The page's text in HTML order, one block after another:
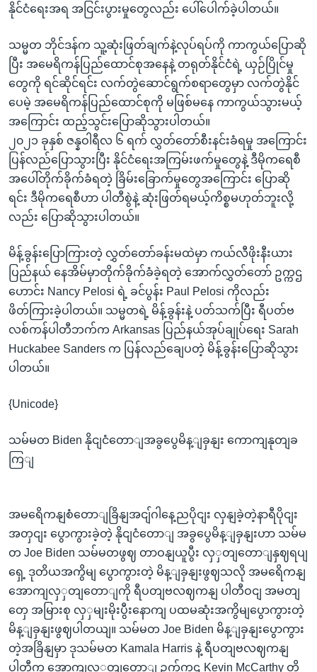
နိုင်ငံရေးအရ အငြင်းပွားမှုတွေလည်း ပေါ်ပေါက်ခဲ့ပါတယ်။
သမ္မတ ဘိုင်ဒန်က သူ့ဆုံးဖြတ်ချက်နဲ့လုပ်ရပ်ကို ကာကွယ်ပြောဆို
ပြီး အမေရိကန်ပြည်ထောင်စုအနေနဲ့ တရုတ်နိုင်ငံရဲ့ ယှဉ်ပြိုင်မှု
တွေကို ရင်ဆိုင်ရင်း လက်တွဲဆောင်ရွက်စရာတွေမှာ လက်တွဲနိုင်
ပေမဲ့ အမေရိကန်ပြည်ထောင်စုကို မဖြစ်မနေ ကာကွယ်သွားမယ့်
အကြောင်း ထည့်သွင်းပြောဆိုသွားပါတယ်။
၂၀၂၁ ခုနှစ် ဇန္နဝါရီလ ၆ ရက် လွှတ်တော်စီးနင်းခံရမှု အကြောင်း
ပြန်လည်ပြောသွားပြီး နိုင်ငံရေးအကြမ်းဖက်မှုတွေနဲ့ ဒီမိုကရေစီ
အပေါ်တိုက်ခိုက်ခံရတဲ့ ခြိမ်းခြောက်မှုတွေအကြောင်း ပြောဆို
ရင်း ဒီမိုကရေစီဟာ ပါတီစွဲနဲ့ ဆုံးဖြတ်ရမယ့်ကိစ္စမဟုတ်ဘူးလို့
လည်း ပြောဆိုသွားပါတယ်။
မိန့်ခွန်းပြောကြားတဲ့ လွှတ်တော်ခန်းမထဲမှာ ကယ်လီဖိုးနီးယား
ပြည်နယ် နေအိမ်မှာတိုက်ခိုက်ခံခဲ့ရတဲ့ အောက်လွှတ်တော် ဥက္ကဌ
ဟောင်း Nancy Pelosi ရဲ့ ခင်ပွန်း Paul Pelosi ကိုလည်း
ဖိတ်ကြားခဲ့ပါတယ်။ သမ္မတရဲ့ မိန့်ခွန်းနဲ့ ပတ်သက်ပြီး ရီပတ်ဗ
လစ်ကန်ပါတီဘက်က Arkansas ပြည်နယ်အုပ်ချုပ်ရေး Sarah
Huckabee Sanders က ပြန်လည်ချေပတဲ့ မိန့်ခွန်းပြောဆိုသွား
ပါတယ်။
{Unicode}
သမ်မတ Biden နိုငျငံတောျအခွပွေမိန့ျခှနျး ကောကျနုတျခ
ကြျ
အမရေိကနျစံတောျခြိနျအငျ်ဂါနေ့ညပိုငျး လှနျခဲ့တဲ့နာရီပိုငျး
အတှငျး ပွောကွားခဲ့တဲ့ နိုငျငံတောျ အခွပွေမိန့ျခှနျးဟာ သမ်မ
တ Joe Biden သမ်မတဖွဈ တာဝနျယူပွီး လှှတျတောျနှဈရပျ
ရှေ့ ဒုတိယအကွိမျ ပွောကွားတဲ့ မိန့ျခှနျးဖွဈသလို အမရေိကနျ
အောကျလှှတျတောျကို ရီပတျဗလဈကနျ ပါတီဝငျ အမတျ
တှေ အမြားစု လှှမျးမိုးပွီးနောကျ ပထမဆုံးအကွိမျပွောကွားတဲ့
မိန့ျခှနျးဖွဈပါတယျ။ သမ်မတ Joe Biden မိန့ျခှနျးပွောကွား
တဲ့အခြိနျမှာ ဒုသမ်မတ Kamala Harris နဲ့ ရီပတျဗလဈကနျ
ပါတီက အောကျလှှတျတောျ ဥက်ကဌ Kevin McCarthy တို့